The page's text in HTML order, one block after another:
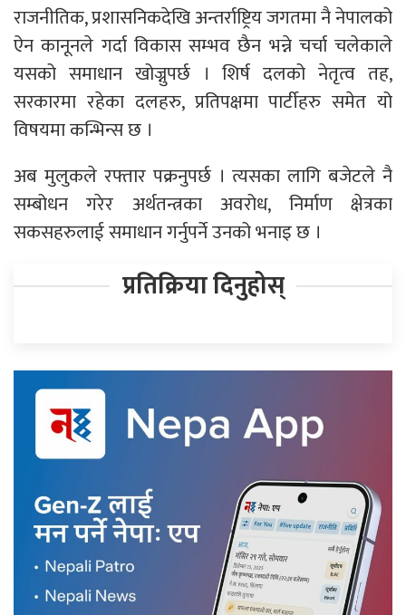
राजनीतिक, प्रशासनिकदेखि अन्तर्राष्ट्रिय जगतमा नै नेपालको
ऐन कानूनले गर्दा विकास सम्भव छैन भन्ने चर्चा चलेकाले
यसको समाधान खोज्नुपर्छ । शिर्ष दलको नेतृत्व तह,
सरकारमा रहेका दलहरु, प्रतिपक्षमा पार्टीहरु समेत यो
विषयमा कन्भिन्स छ ।
अब मुलुकले रफ्तार पक्रनुपर्छ । त्यसका लागि बजेटले नै
सम्बोधन गरेर अर्थतन्त्रका अवरोध, निर्माण क्षेत्रका
सकसहरुलाई समाधान गर्नुपर्ने उनको भनाइ छ ।
प्रतिक्रिया दिनुहोस्